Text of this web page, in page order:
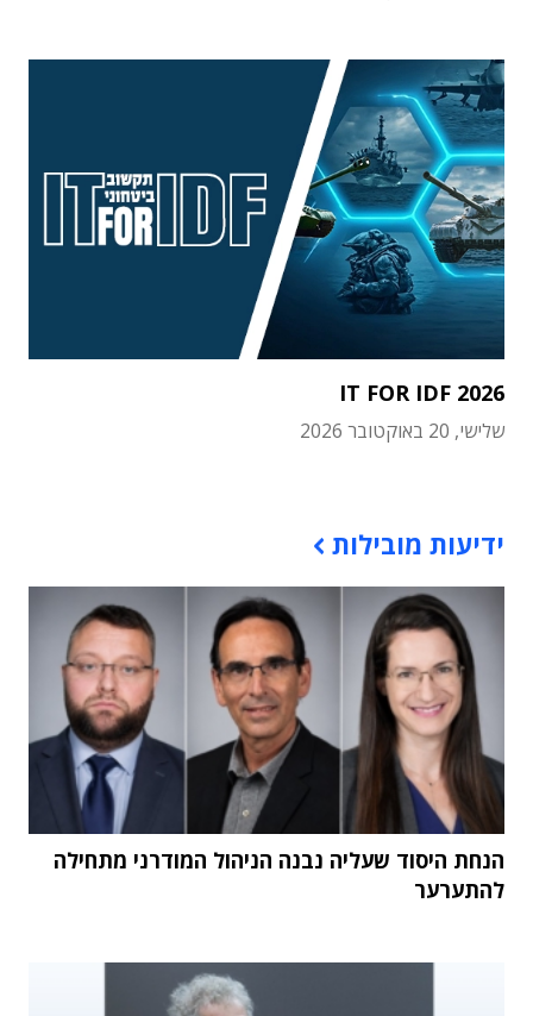
IT FOR IDF 2026
שלישי, 20 באוקטובר 2026
ידיעות מובילות
הנחת היסוד שעליה נבנה הניהול המודרני מתחילה
להתערער